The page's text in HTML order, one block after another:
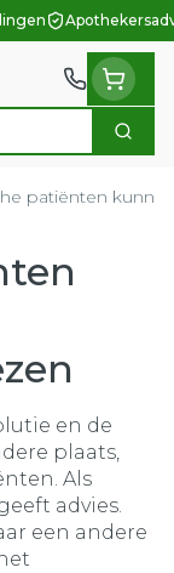
Zoek
patiënten
en de
plaats,
Als
advies.
een andere